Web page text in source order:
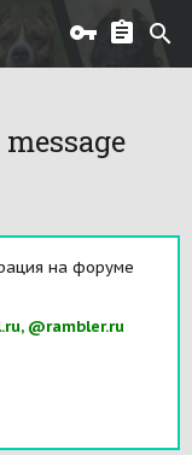
на форуме
@rambler.ru